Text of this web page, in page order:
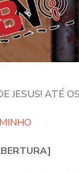
JESUS! ATÉ